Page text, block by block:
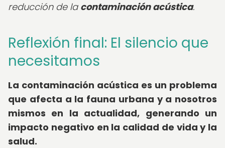
reducción de la contaminación acústica.
Reflexión final: El silencio que
necesitamos
La contaminación acústica es un problema
que afecta a la fauna urbana y a nosotros
mismos en la actualidad, generando un
impacto negativo en la calidad de vida y la
salud.